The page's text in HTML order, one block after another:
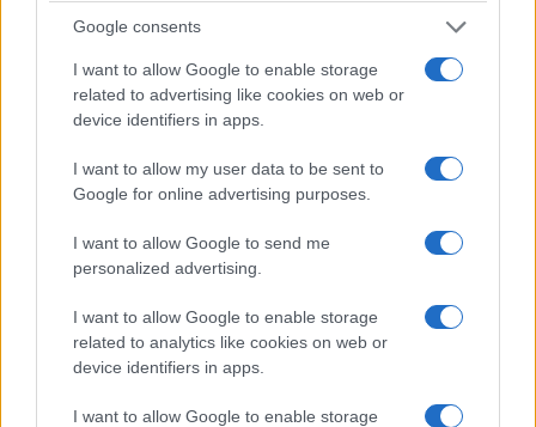
Google consents
I want to allow Google to enable storage
related to advertising like cookies on web or
device identifiers in apps.
I want to allow my user data to be sent to
Google for online advertising purposes.
I want to allow Google to send me
personalized advertising.
I want to allow Google to enable storage
related to analytics like cookies on web or
device identifiers in apps.
I want to allow Google to enable storage
Champions League: Βατή η κλήρωση της ΑΕΚ στα
πλέι οφ – Ο αντίπαλος του Ολυμπιακού
3/08/2026 - 1:54μμ